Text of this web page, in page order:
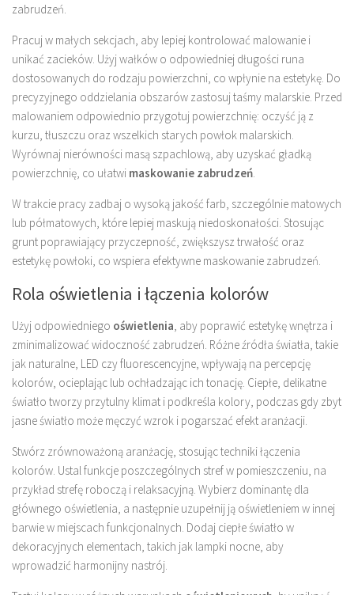
zabrudzeń.
Pracuj w małych sekcjach, aby lepiej kontrolować malowanie i
unikać zacieków. Użyj wałków o odpowiedniej długości runa
dostosowanych do rodzaju powierzchni, co wpłynie na estetykę. Do
precyzyjnego oddzielania obszarów zastosuj taśmy malarskie. Przed
malowaniem odpowiednio przygotuj powierzchnię: oczyść ją z
kurzu, tłuszczu oraz wszelkich starych powłok malarskich.
Wyrównaj nierówności masą szpachlową, aby uzyskać gładką
powierzchnię, co ułatwi maskowanie zabrudzeń.
W trakcie pracy zadbaj o wysoką jakość farb, szczególnie matowych
lub półmatowych, które lepiej maskują niedoskonałości. Stosując
grunt poprawiający przyczepność, zwiększysz trwałość oraz
estetykę powłoki, co wspiera efektywne maskowanie zabrudzeń.
Rola oświetlenia i łączenia kolorów
Użyj odpowiedniego oświetlenia, aby poprawić estetykę wnętrza i
zminimalizować widoczność zabrudzeń. Różne źródła światła, takie
jak naturalne, LED czy fluorescencyjne, wpływają na percepcję
kolorów, ocieplając lub ochładzając ich tonację. Ciepłe, delikatne
światło tworzy przytulny klimat i podkreśla kolory, podczas gdy zbyt
jasne światło może męczyć wzrok i pogarszać efekt aranżacji.
Stwórz zrównoważoną aranżację, stosując techniki łączenia
kolorów. Ustal funkcje poszczególnych stref w pomieszczeniu, na
przykład strefę roboczą i relaksacyjną. Wybierz dominantę dla
głównego oświetlenia, a następnie uzupełnij ją oświetleniem w innej
barwie w miejscach funkcjonalnych. Dodaj ciepłe światło w
dekoracyjnych elementach, takich jak lampki nocne, aby
wprowadzić harmonijny nastrój.